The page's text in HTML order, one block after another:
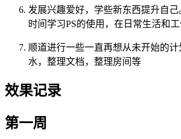
发展兴趣爱好，学些新东西提升自
时间学习PS的使用，在日常生活和
顺道进行一些一直再想从未开始的
水，整理文档，整理房间等
效果记录
第一周